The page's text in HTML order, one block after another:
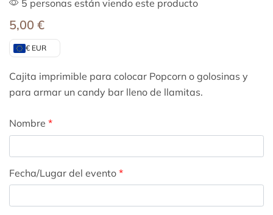
5 personas están viendo este producto
5,00 €
€ EUR
Cajita imprimible para colocar Popcorn o golosinas y
para armar un candy bar lleno de llamitas.
Nombre *
Fecha/Lugar del evento *